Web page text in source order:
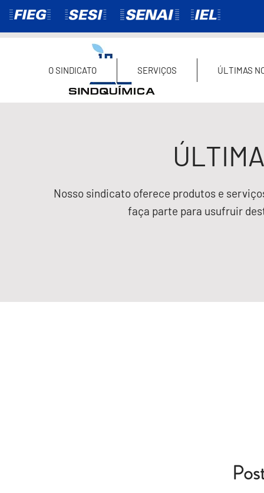
O SINDICATO SERVIÇOS ÚLTIMAS
Nosso sindicato oferece produtos e
faça parte para usufruir